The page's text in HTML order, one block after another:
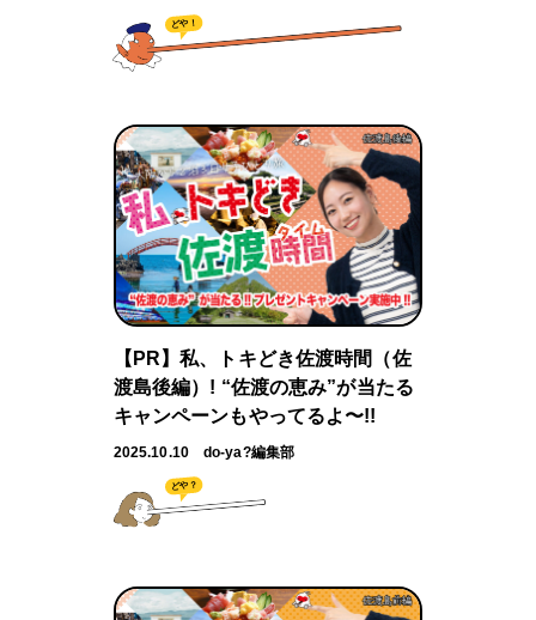
どや！
【PR】私、トキどき佐渡時間（佐
渡島後編）! “佐渡の恵み”が当たる
キャンペーンもやってるよ〜!!
2025.10.10 do-ya?編集部
どや？